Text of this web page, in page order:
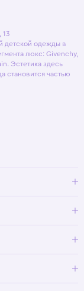
детской одежды в
люкс: Givenchy,
Эстетика здесь
становится частью